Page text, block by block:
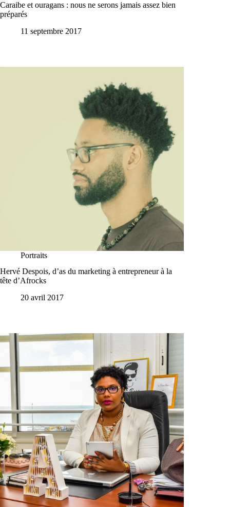
Caraibe et ouragans : nous ne serons jamais assez bien
préparés
11 septembre 2017
Portraits
Hervé Despois, d’as du marketing à entrepreneur à la
tête d’Afrocks
20 avril 2017